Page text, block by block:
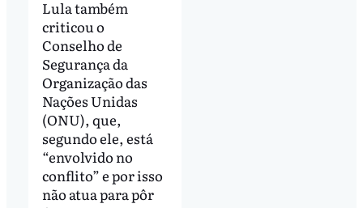
Lula também
criticou o
Conselho de
Segurança da
Organização das
Nações Unidas
(ONU), que,
segundo ele, está
“envolvido no
conflito” e por isso
não atua para pôr